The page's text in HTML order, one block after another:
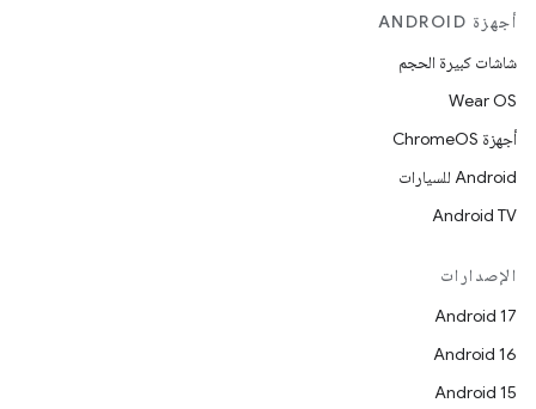
أجهزة ANDROID
شاشات كبيرة الحجم
Wear OS
أجهزة ChromeOS
Android للسيارات
Android TV
الإصدارات
Android 17
Android 16
Android 15